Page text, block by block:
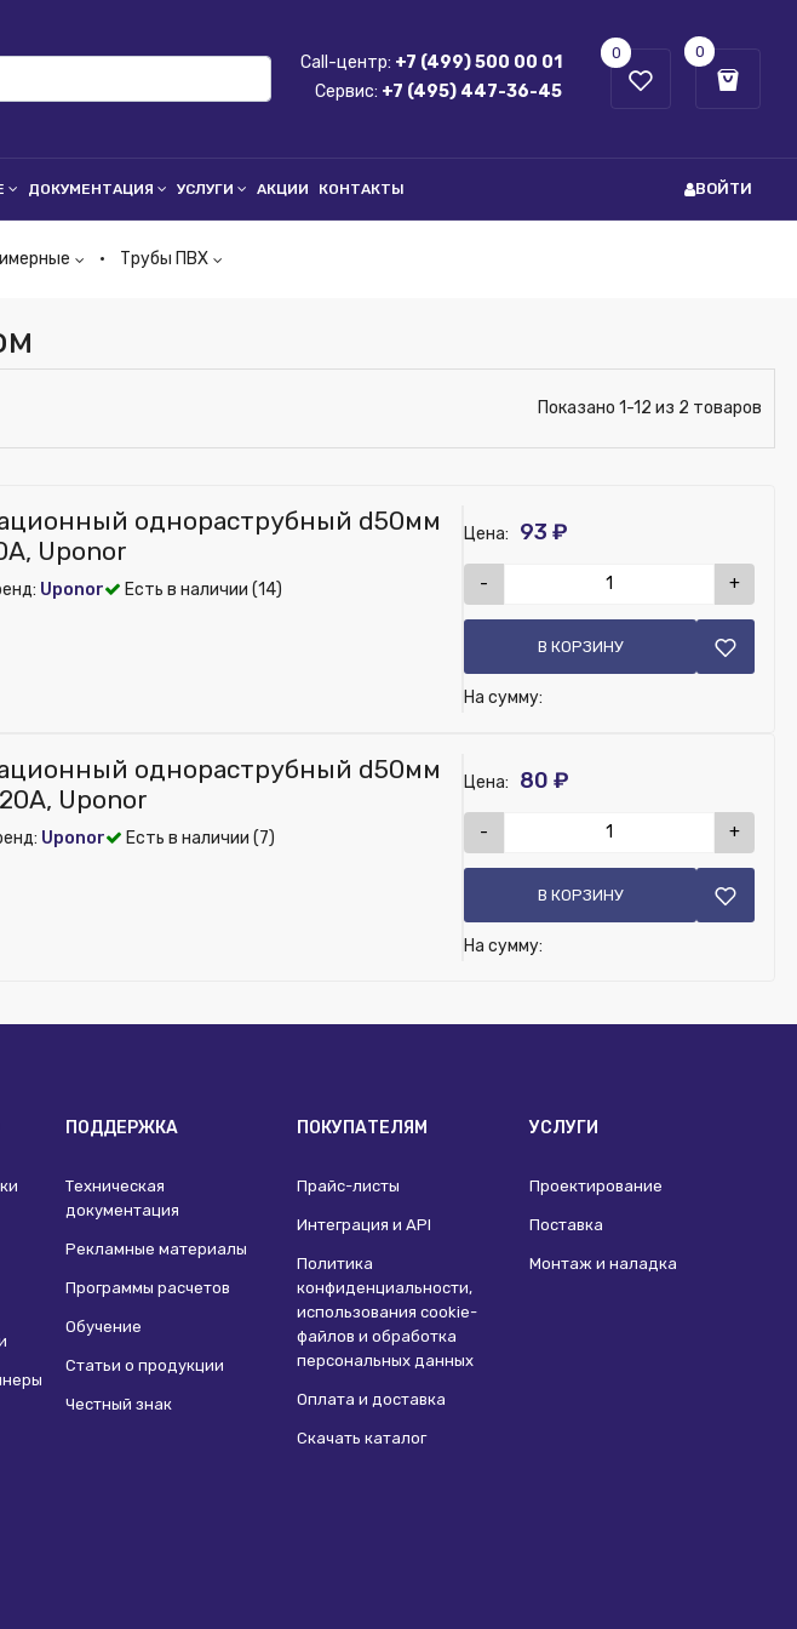
Call-центр: +7 (499) 500 00 01
Сервис: +7 (495) 447-36-45
0 0
ДОКУМЕНТАЦИЯ УСЛУГИ АКЦИИ КОНТАКТЫ ВОЙТИ
Трубы ПВХ
Показано 1-12 из 2 товаров
однораструбный d50мм
Uponor
Uponor Есть в наличии (14)
Цена: 93 ₽
- +
В КОРЗИНУ
На сумму:
Нет
однораструбный d50мм
Uponor
Uponor Есть в наличии (7)
Цена: 80 ₽
- +
В КОРЗИНУ
На сумму:
ПОДДЕРЖКА
Техническая
документация
Рекламные материалы
Программы расчетов
Обучение
Статьи о продукции
Честный знак
ПОКУПАТЕЛЯМ
Прайс-листы
Интеграция и API
Политика
конфиденциальности,
использования сookie-
файлов и обработка
персональных данных
Оплата и доставка
Скачать каталог
УСЛУГИ
Проектирование
Поставка
Монтаж и наладка